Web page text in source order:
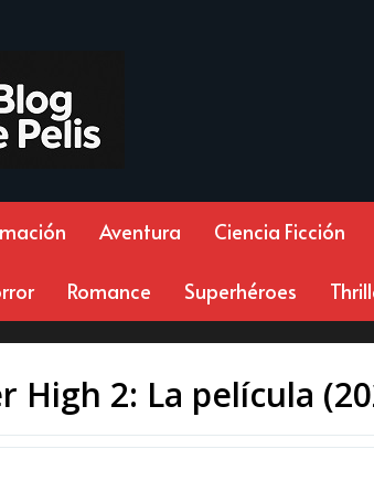
Aventura Ciencia Ficción
Romance Superhéroes
High 2: La película